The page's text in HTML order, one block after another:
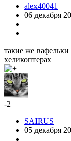
alex40041
06 декабря
такие же
хеликоптерах
-2
SAIRUS
05 декабря